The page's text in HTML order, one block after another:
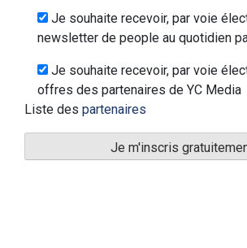
Je souhaite recevoir, par voie
newsletter de people au quotidien
Je souhaite recevoir, par voie
offres des partenaires de YC Media
Liste des partenaires